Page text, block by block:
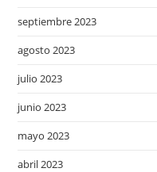
septiembre 2023
agosto 2023
julio 2023
junio 2023
mayo 2023
abril 2023